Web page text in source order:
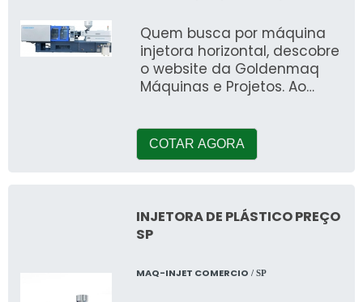
Quem busca por máquina
injetora horizontal, descobre
o website da Goldenmaq
Máquinas e Projetos. Ao
companhia do ramo
COTAR AGORA
INJETORA DE PLÁSTICO PREÇO
SP
MAQ-INJET COMERCIO / SP